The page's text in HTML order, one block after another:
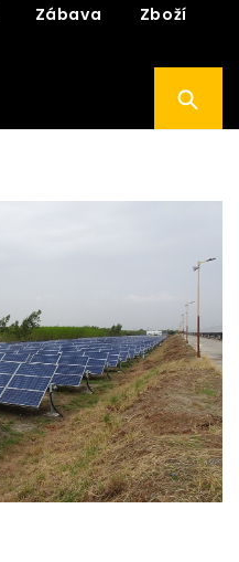
Zábava Zboží